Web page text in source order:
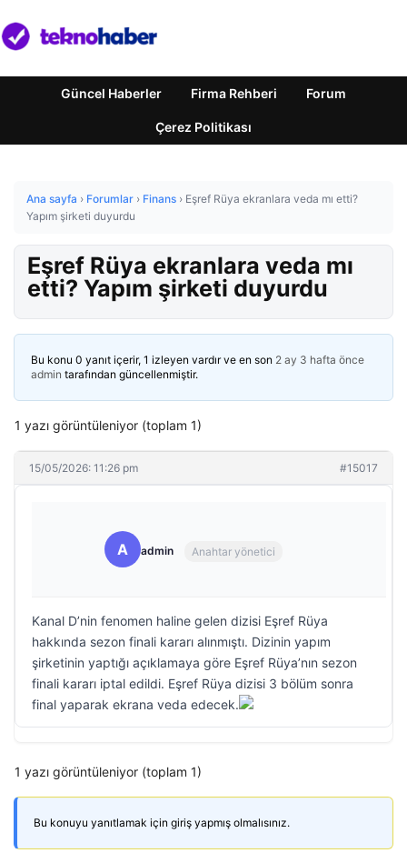
Güncel Haberler Firma Rehberi Forum
Çerez Politikası
Ana sayfa › Forumlar › Finans › Eşref Rüya ekranlara veda mı etti?
Yapım şirketi duyurdu
Eşref Rüya ekranlara veda mı
etti? Yapım şirketi duyurdu
Bu konu 0 yanıt içerir, 1 izleyen vardır ve en son 2 ay 3 hafta önce
admin tarafından güncellenmiştir.
1 yazı görüntüleniyor (toplam 1)
15/05/2026: 11:26 pm #15017
A admin Anahtar yönetici
Kanal D’nin fenomen haline gelen dizisi Eşref Rüya
hakkında sezon finali kararı alınmıştı. Dizinin yapım
şirketinin yaptığı açıklamaya göre Eşref Rüya’nın sezon
finali kararı iptal edildi. Eşref Rüya dizisi 3 bölüm sonra
final yaparak ekrana veda edecek.
1 yazı görüntüleniyor (toplam 1)
Bu konuyu yanıtlamak için giriş yapmış olmalısınız.